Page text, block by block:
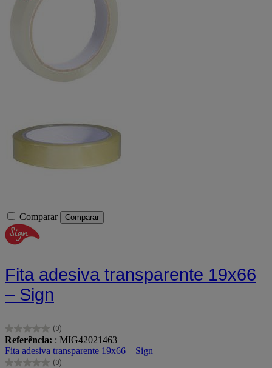
Comparar Comparar
Fita adesiva transparente 19x66
– Sign
(0)
0.0
em
5
Referência: : MIG42021463
Fita adesiva transparente 19x66 – Sign
(0)